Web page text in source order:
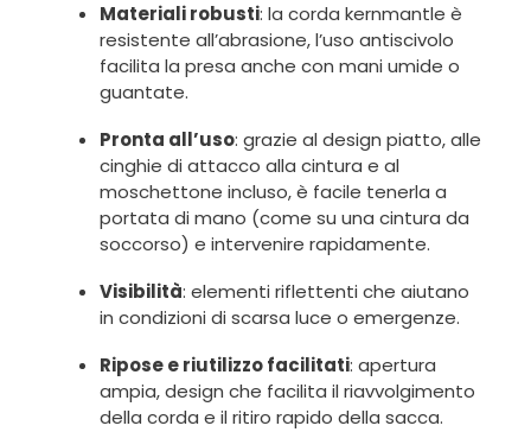
Materiali robusti: la corda kernmantle è
resistente all’abrasione, l’uso antiscivolo
facilita la presa anche con mani umide o
guantate.
Pronta all’uso: grazie al design piatto, alle
cinghie di attacco alla cintura e al
moschettone incluso, è facile tenerla a
portata di mano (come su una cintura da
soccorso) e intervenire rapidamente.
Visibilità: elementi riflettenti che aiutano
in condizioni di scarsa luce o emergenze.
Ripose e riutilizzo facilitati: apertura
ampia, design che facilita il riavvolgimento
della corda e il ritiro rapido della sacca.